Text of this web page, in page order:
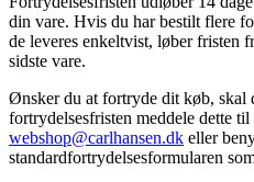
din vare. Hvis du har bestilt flere
de leveres enkeltvist, løber fristen
sidste vare.
Ønsker du at fortryde dit køb, skal
fortrydelsesfristen meddele dette
webshop@carlhansen.dk eller
standardfortrydelsesformularen